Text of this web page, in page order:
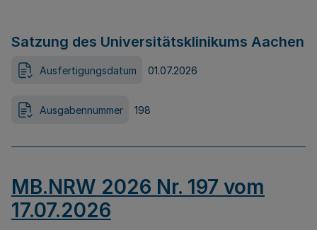
Satzung des Universitätsklinikums Aachen
Ausfertigungsdatum 01.07.2026
Ausgabennummer 198
MB.NRW 2026 Nr. 197 vom
17.07.2026